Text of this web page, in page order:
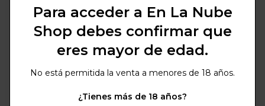
Para acceder a En La Nube
Shop debes confirmar que
eres mayor de edad.
No está permitida la venta a menores de 18 años.
¿Tienes más de 18 años?